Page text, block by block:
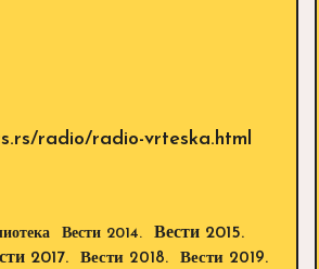
radio/radio-vrteska.html
Вести 2014.
Вести 2015.
2017. Вести 2018.
Вести 2019.